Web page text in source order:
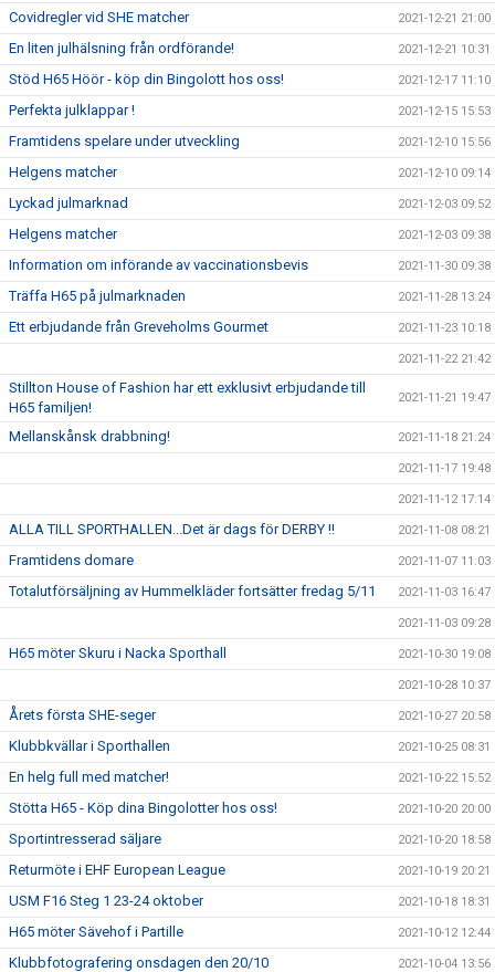
Covidregler vid SHE matcher 2021-12-21 21:00
En liten julhälsning från ordförande! 2021-12-21 10:31
Stöd H65 Höör - köp din Bingolott hos oss! 2021-12-17 11:10
Perfekta julklappar ! 2021-12-15 15:53
Framtidens spelare under utveckling 2021-12-10 15:56
Helgens matcher 2021-12-10 09:14
Lyckad julmarknad 2021-12-03 09:52
Helgens matcher 2021-12-03 09:38
Information om införande av vaccinationsbevis 2021-11-30 09:38
Träffa H65 på julmarknaden 2021-11-28 13:24
Ett erbjudande från Greveholms Gourmet 2021-11-23 10:18
2021-11-22 21:42
Stillton House of Fashion har ett exklusivt erbjudande till
H65 familjen!
2021-11-21 19:47
Mellanskånsk drabbning! 2021-11-18 21:24
2021-11-17 19:48
2021-11-12 17:14
ALLA TILL SPORTHALLEN...Det är dags för DERBY !! 2021-11-08 08:21
Framtidens domare 2021-11-07 11:03
Totalutförsäljning av Hummelkläder fortsätter fredag 5/11 2021-11-03 16:47
2021-11-03 09:28
H65 möter Skuru i Nacka Sporthall 2021-10-30 19:08
2021-10-28 10:37
Årets första SHE-seger 2021-10-27 20:58
Klubbkvällar i Sporthallen 2021-10-25 08:31
En helg full med matcher! 2021-10-22 15:52
Stötta H65 - Köp dina Bingolotter hos oss! 2021-10-20 20:00
Sportintresserad säljare 2021-10-20 18:58
Returmöte i EHF European League 2021-10-19 20:21
USM F16 Steg 1 23-24 oktober 2021-10-18 18:31
H65 möter Sävehof i Partille 2021-10-12 12:44
Klubbfotografering onsdagen den 20/10 2021-10-04 13:56